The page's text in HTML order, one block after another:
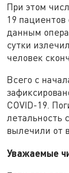
При этом
19 пациентов
данным
сутки
человек
Всего с
COVID-19.
летальность
вылечили от
Уважаемые